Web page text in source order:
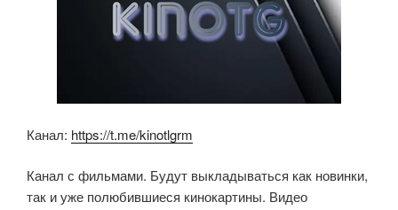
Канал: https://t.me/kinotlgrm
Канал с фильмами. Будут выкладываться как новинки,
так и уже полюбившиеся кинокартины. Видео